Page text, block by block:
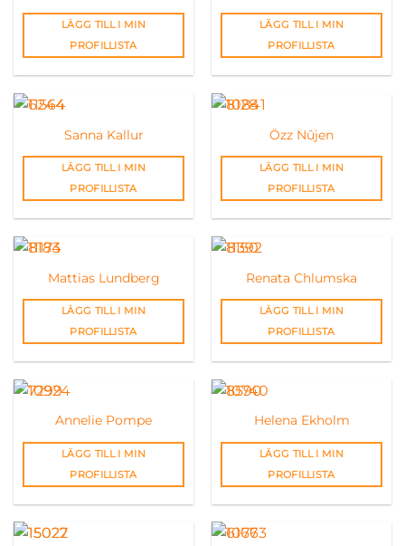
LÄGG TILL I MIN
PROFILLISTA
LÄGG TILL I MIN
PROFILLISTA
Sanna Kallur
LÄGG TILL I MIN
PROFILLISTA
Özz Nûjen
LÄGG TILL I MIN
PROFILLISTA
Mattias Lundberg
LÄGG TILL I MIN
PROFILLISTA
Renata Chlumska
LÄGG TILL I MIN
PROFILLISTA
Annelie Pompe
LÄGG TILL I MIN
PROFILLISTA
Helena Ekholm
LÄGG TILL I MIN
PROFILLISTA